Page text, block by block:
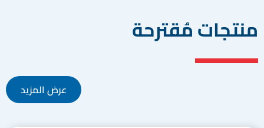
منتجات مُقترحة
عرض المزيد